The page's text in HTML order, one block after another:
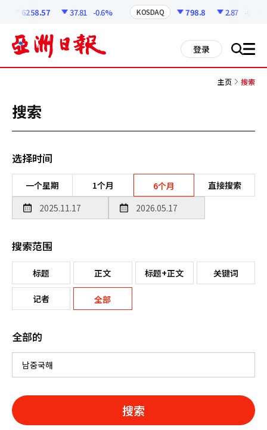
6258.57 37.81 -0.6% KOSDAQ 798.8 2.87 -0.36%
登录 搜 all
主页 搜索
搜索
选择时间
一个星期 1个月 6个月 直接搜索
搜索范围
标题 正文 标题+正文 关键词
记者 全部
全部的
搜索